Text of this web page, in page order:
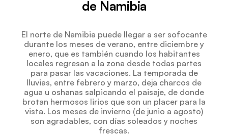
de Namibia
El norte de Namibia puede llegar a ser sofocante
durante los meses de verano, entre diciembre y
enero, que es también cuando los habitantes
locales regresan a la zona desde todas partes
para pasar las vacaciones. La temporada de
lluvias, entre febrero y marzo, deja charcos de
agua u oshanas salpicando el paisaje, de donde
brotan hermosos lirios que son un placer para la
vista. Los meses de invierno (de junio a agosto)
son agradables, con días soleados y noches
frescas.